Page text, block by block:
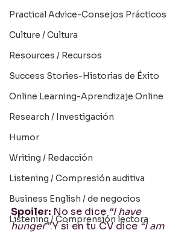
Practical Advice-Consejos Prácticos
Culture / Cultura
Resources / Recursos
Success Stories-Historias de Éxito
Online Learning-Aprendizaje Online
Research / Investigación
Humor
Writing / Redacción
Listening / Compresión auditiva
Business English / de negocios
Listening / Comprensión lectora
Spoiler: No se dice “I have
hunger”.Y si en tu CV dice “I am